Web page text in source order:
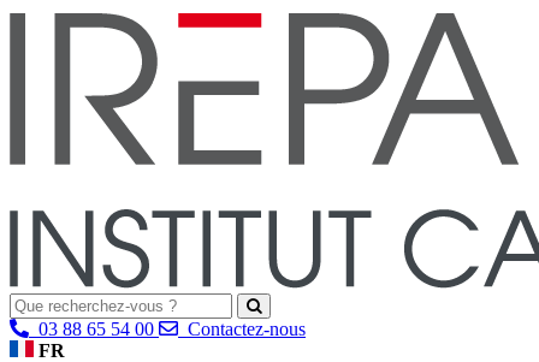
03 88 65 54 00
Contactez-nous
FR